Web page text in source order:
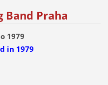
Band Praha
1979
in 1979